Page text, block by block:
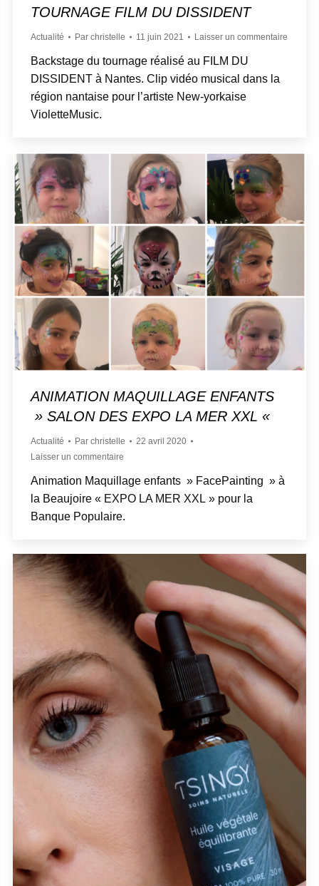
TOURNAGE FILM DU DISSIDENT
Actualité Par christelle 11 juin 2021 Laisser un commentaire
Backstage du tournage réalisé au FILM DU
DISSIDENT à Nantes. Clip vidéo musical dans la
région nantaise pour l’artiste New-yorkaise
VioletteMusic.
ANIMATION MAQUILLAGE ENFANTS
» SALON DES EXPO LA MER XXL «
Actualité Par christelle
22 avril 2020
Laisser un commentaire
Animation Maquillage enfants » FacePainting » à
la Beaujoire « EXPO LA MER XXL » pour la
Banque Populaire.